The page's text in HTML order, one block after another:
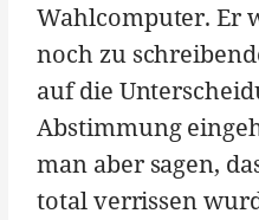
Wahlcomputer. Er
noch zu
auf die
Abstimmung
man aber sagen,
total verrissen